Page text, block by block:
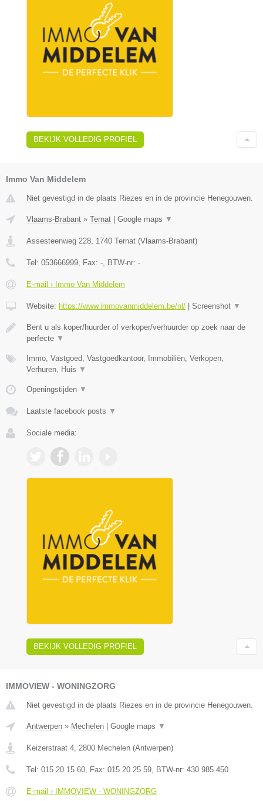
BEKIJK VOLLEDIG PROFIEL
Immo Van Middelem
Niet gevestigd in de plaats Riezes en in de provincie Henegouwen.
Vlaams-Brabant » Ternat Google maps ▼
Assesteenweg 228 1740 Ternat (Vlaams-Brabant)
Tel: 053666999 , Fax: - , BTW-nr: -
E-mail › Immo Van Middelem
Website: https://www.immovanmiddelem.be/nl/ Screenshot ▼
Bent u als koper/huurder of verkoper/verhuurder op zoek naar de
perfecte ▼
Immo, Vastgoed, Vastgoedkantoor, Immobiliën, Verkopen,
Verhuren, Huis ▼
Openingstijden ▼
Laatste facebook posts ▼
Sociale media:
BEKIJK VOLLEDIG PROFIEL
IMMOVIEW - WONINGZORG
Niet gevestigd in de plaats Riezes en in de provincie Henegouwen.
Antwerpen » Mechelen Google maps ▼
Keizerstraat 4 2800 Mechelen (Antwerpen)
Tel: 015 20 15 60 , Fax: 015 20 25 59 , BTW-nr: 430 985 450
E-mail › IMMOVIEW - WONINGZORG